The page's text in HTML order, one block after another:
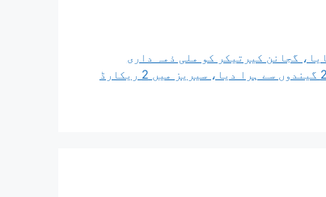
گجانن کیرتیکر کو ملی ذمہ داری
BAN بمقابلہ IRE: بنگلہ دیش نے آئرلینڈ کو تیسرے ون ڈے میں 221 گیندوں سے ہرا دیا، سیریز میں 2 ریکارڈ